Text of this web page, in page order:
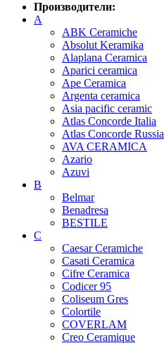
Производители:
A
ABK Ceramiche
Absolut Keramika
Alaplana Ceramica
Aparici ceramica
Ape Ceramica
Argenta ceramica
Asia pacific ceramic
Atlas Concorde Italia
Atlas Concorde Russia
AVA CERAMICA
Azario
Azuvi
B
Belmar
Benadresa
BESTILE
C
Caesar Ceramiche
Casati Ceramica
Cifre Ceramica
Codicer 95
Coliseum Gres
Colortile
COVERLAM
Creo Ceramique